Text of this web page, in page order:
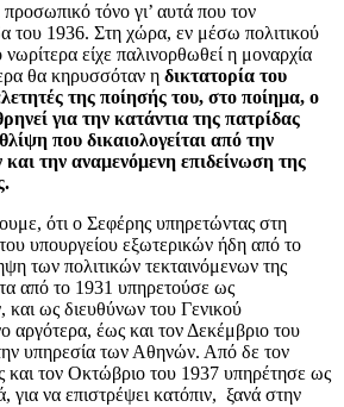
τόνο γι’ αυτά που τον
του 1936. Στη χώρα, εν μέσω πολιτικού
είχε παλινορθωθεί η μοναρχία
θα κηρυσσόταν η δικτατορία του
της ποίησής του, στο ποίημα, ο
για την κατάντια της πατρίδας
που δικαιολογείται από την
την αναμενόμενη επιδείνωση της
ότι ο Σεφέρης υπηρετώντας στη
υπουργείου εξωτερικών ήδη από το
των πολιτικών τεκταινόμενων της
από το 1931 υπηρετούσε ως
και ως διευθύνων του Γενικού
αργότερα, έως και τον Δεκέμβριο του
υπηρεσία των Αθηνών. Από δε τον
τον Οκτώβριο του 1937 υπηρέτησε ως
να επιστρέψει κατόπιν, ξανά στην